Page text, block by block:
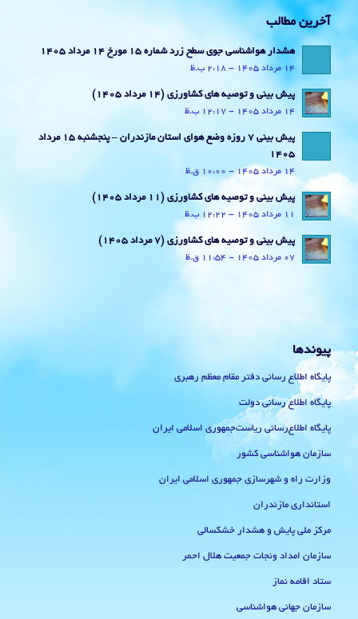
آخرین مطالب
هشدار هواشناسی جوی سطح زرد شماره 15 مورخ 14 مرداد 1405
14 مرداد 1405 - 2:18 ب.ظ
پیش بینی و توصیه های کشاورزی (14 مرداد ۱۴۰۵)
14 مرداد 1405 - 12:17 ب.ظ
پیش بینی 7 روزه وضع هوای استان مازندران – پنجشنبه 15 مرداد
1405
14 مرداد 1405 - 10:00 ق.ظ
پیش بینی و توصیه های کشاورزی (11 مرداد ۱۴۰۵)
11 مرداد 1405 - 12:22 ب.ظ
پیش بینی و توصیه های کشاورزی (7 مرداد ۱۴۰۵)
07 مرداد 1405 - 11:54 ق.ظ
پیوندها
پایگاه اطلاع رسانی دفتر مقام معظم رهبری
پایگاه اطلاع رسانی دولت
پایگاه اطلاع‌رسانی ریاست‌جمهوری اسلامی ایران
سازمان هواشناسی کشور
وزارت راه و شهرسازی جمهوری اسلامی ایران
استانداری مازندران
مرکز ملی پایش و هشدار خشکسالی
سازمان امداد ونجات جمعیت هلال احمر
ستاد اقامه نماز
سازمان جهانی هواشناسی